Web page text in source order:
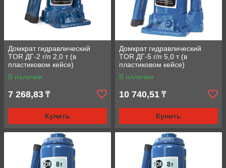
Домкрат гидравлический
TOR ДГ-2 г/п 2,0 т (в
пластиковом кейсе)
В наличии
7 268,83 ₸
Купить
Домкрат гидравлический
TOR ДГ-5 г/п 5,0 т (в
пластиковом кейсе)
В наличии
10 740,51 ₸
Купить